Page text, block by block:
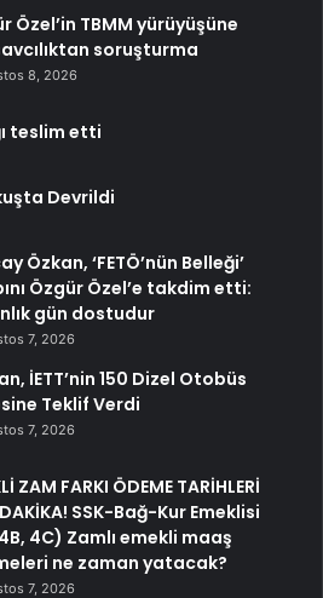
Özel’in TBMM yürüyüşüne
soruşturma
8, 2026
teslim etti
Devrildi
Özkan, ‘FETÖ’nün Belleği’
Özgür Özel’e takdim etti:
gün dostudur
7, 2026
İETT’nin 150 Dizel Otobüs
Teklif Verdi
7, 2026
ZAM FARKI ÖDEME TARİHLERİ
SSK-Bağ-Kur Emeklisi
4C) Zamlı emekli maaş
ne zaman yatacak?
7, 2026